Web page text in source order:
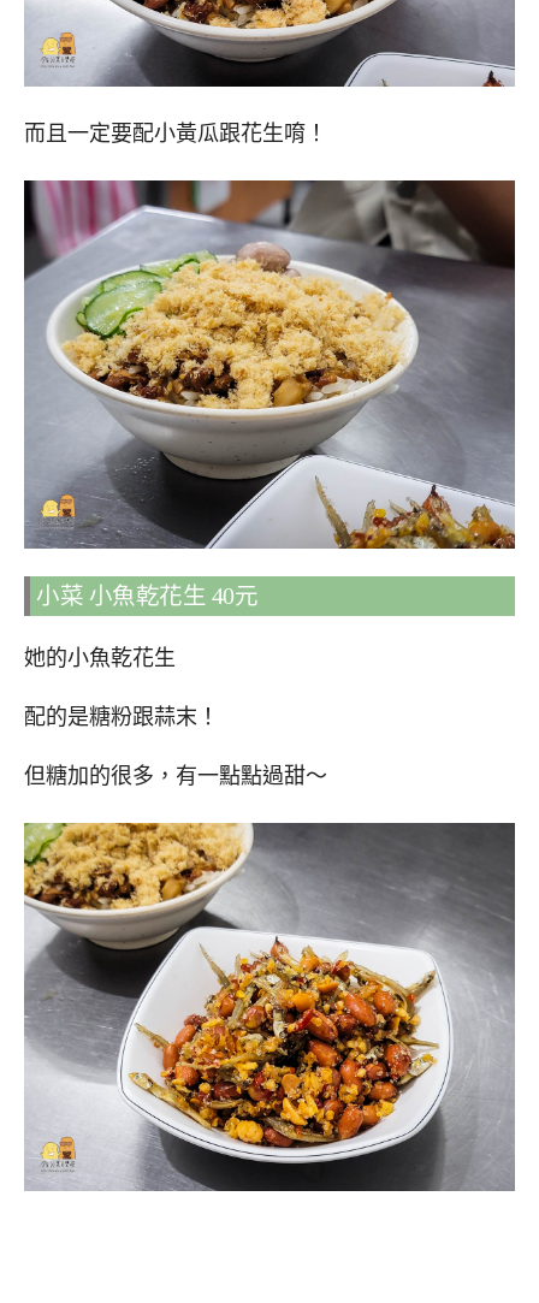
而且一定要配小黃瓜跟花生唷！
小菜 小魚乾花生 40元
她的小魚乾花生
配的是糖粉跟蒜末！
但糖加的很多，有一點點過甜～